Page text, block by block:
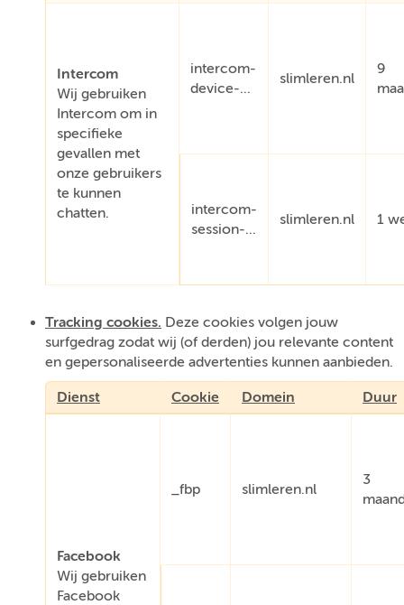
Intercom
Wij gebruiken
Intercom om in
specifieke
gevallen met
onze gebruikers
te kunnen
chatten.
intercom-
device-...
slimleren.nl
9
intercom-
session-...
slimleren.nl 1
Tracking cookies. Deze cookies volgen jouw
surfgedrag zodat wij (of derden) jou relevante content
en gepersonaliseerde advertenties kunnen aanbieden.
Dienst Cookie Domein Duur
Facebook
Wij gebruiken
Facebook
_fbp slimleren.nl
3